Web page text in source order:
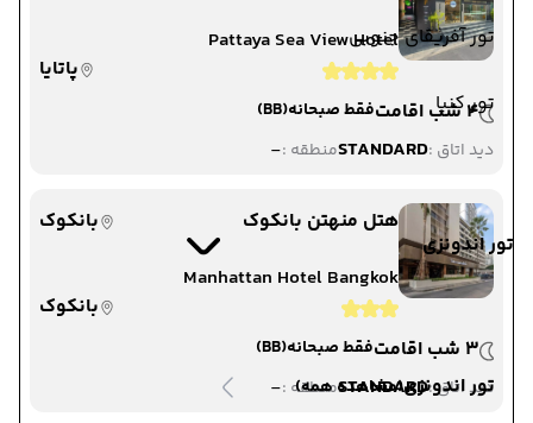
تور آفریقای جنوبی
تور کنیا
تور اندونزی
تور اندونزی(مشاهده همه)
Pattaya Sea View Hotel
پاتایا
4 شب اقامت
فقط صبحانه(BB)
دید اتاق :STANDARDمنطقه :-
هتل منهتن بانکوک
بانکوک
Manhattan Hotel Bangkok
بانکوک
3 شب اقامت
فقط صبحانه(BB)
دید اتاق :STANDARDمنطقه :-